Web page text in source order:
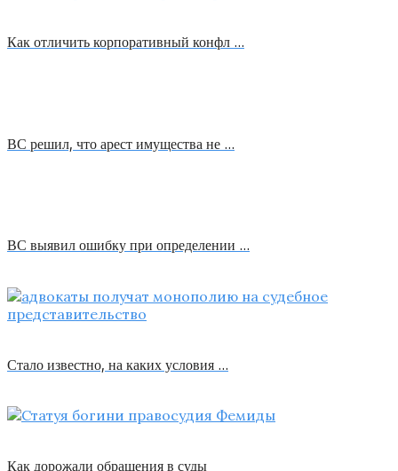
Как отличить корпоративный конфл …
ВС решил, что арест имущества не …
ВС выявил ошибку при определении …
Стало известно, на каких условия …
Как дорожали обращения в суды